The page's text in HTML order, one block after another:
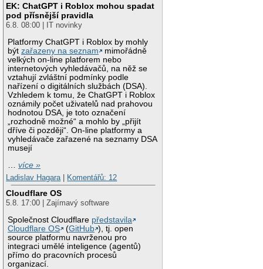
EK: ChatGPT i Roblox mohou spadat
pod přísnější pravidla
6.8. 08:00 | IT novinky
Platformy ChatGPT i Roblox by mohly
býtzařazeny na seznam
mimořádně
velkých on-line platforem nebo
internetových vyhledávačů, na něž se
vztahují zvláštní podmínky podle
nařízení o digitálních službách (DSA).
Vzhledem k tomu, že ChatGPT i Roblox
oznámily počet uživatelů nad prahovou
hodnotou DSA, je toto označení
„rozhodně možné“ a mohlo by „přijít
dříve či později“. On-line platformy a
vyhledávače zařazené na seznamy DSA
musejí
…více »
Ladislav Hagara| Komentářů: 12
Cloudflare OS
5.8. 17:00 | Zajímavý software
Společnost Cloudflare představila
Cloudflare OS
(GitHub ), tj. open
source platformu navrženou pro
integraci umělé inteligence (agentů)
přímo do pracovních procesů
organizací.